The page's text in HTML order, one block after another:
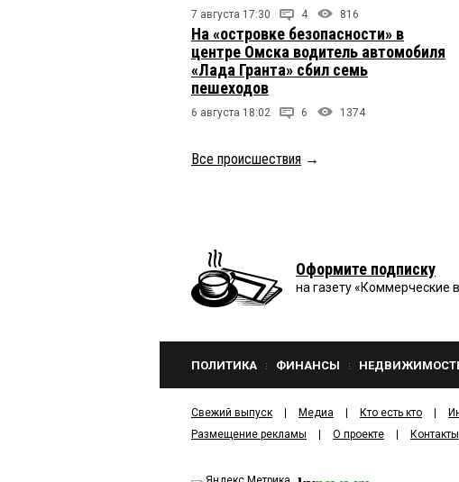
7 августа 17:30 4 816
На «островке безопасности» в
центре Омска водитель автомобиля
«Лада Гранта» сбил семь
пешеходов
6 августа 18:02 6 1374
Все происшествия →
Оформите подписку
на газету «Коммерческие
ПОЛИТИКА ФИНАНСЫ
Свежий выпуск Медиа Кто есть кто
Размещение рекламы
О проекте Контакты